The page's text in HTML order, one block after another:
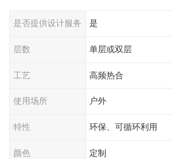
是否提供设计服务 是
层数 单层或双层
工艺 高频热合
使用场所 户外
特性 环保、可循环利用
颜色 定制